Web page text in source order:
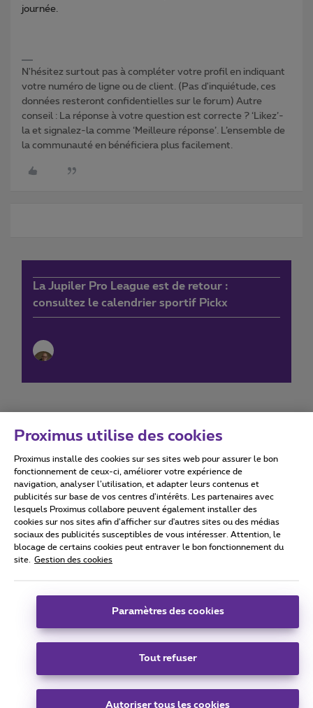
journée.
N'hésitez surtout pas à compléter votre profil en indiquant
votre numéro de ligne ou de client. (Pas d'inquiétude, ces
données resteront confidentielles sur le forum) Autre
conseil : La réponse à votre question est correcte ? ‘Likez’-
la et signalez-la comme ‘Meilleure réponse’. L’ensemble de
la communauté en bénéficiera plus facilement.
La Jupiler Pro League est de retour :
consultez le calendrier sportif Pickx
Conditions d'utilisation Accessibility statement
Tous droits réservés. © 2026 Proximus
Conditions générales, info consommateur
Coordonnées de l’entreprise
Boulevard du Roi Albert II 27 - B-1030 Bruxelles.
Carrier & Wholesale Solutions
Proximus utilise des cookies
Proximus installe des cookies sur ses sites web pour assurer le bon
fonctionnement de ceux-ci, améliorer votre expérience de
navigation, analyser l’utilisation, et adapter leurs contenus et
publicités sur base de vos centres d’intérêts. Les partenaires avec
lesquels Proximus collabore peuvent également installer des
cookies sur nos sites afin d’afficher sur d'autres sites ou des médias
sociaux des publicités susceptibles de vous intéresser. Attention, le
blocage de certains cookies peut entraver le bon fonctionnement du
site.
Gestion des cookies
Paramètres des cookies
Tout refuser
Autoriser tous les cookies